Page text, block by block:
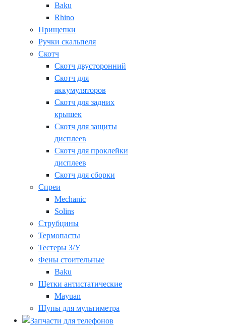
Baku
Rhino
Прищепки
Ручки скальпеля
Скотч
Скотч двусторонний
Скотч для
аккумуляторов
Скотч для задних
крышек
Скотч для защиты
дисплеев
Скотч для проклейки
дисплеев
Скотч для сборки
Спреи
Mechanic
Solins
Струбцины
Термопасты
Тестеры З/У
Фены стоительные
Baku
Щетки антистатические
Mayuan
Щупы для мультиметра